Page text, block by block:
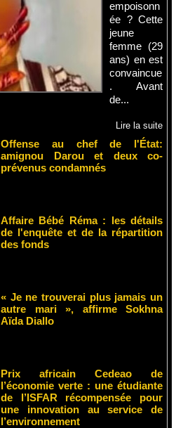
empoisonn
ée ? Cette
jeune
femme (29
ans) en est
convaincue
. Avant
de...
Lire la suite
Offense au chef de l'État:
amignou Darou et deux co-
prévenus condamnés
Affaire Bébé Réma : les détails
de l'enquête et de la répartition
des fonds
« Je ne trouverai plus jamais un
autre mari », affirme Sokhna
Aïda Diallo
Prix africain Cedeao de
l’économie verte : une étudiante
de l’ISFAR récompensée pour
une innovation au service de
l’environnement